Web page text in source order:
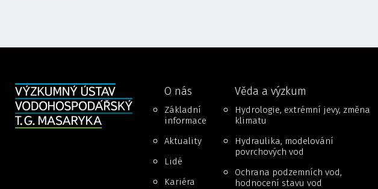
O nás
Základní
informace
Aktuality
Lidé
Kariéra
Věda a výzkum
Hydrologie, extrémní jevy, změna
klimatu
Hydraulika, modelování
povrchových vod
Ochrana podzemních vod,
hodnocení stavu vod